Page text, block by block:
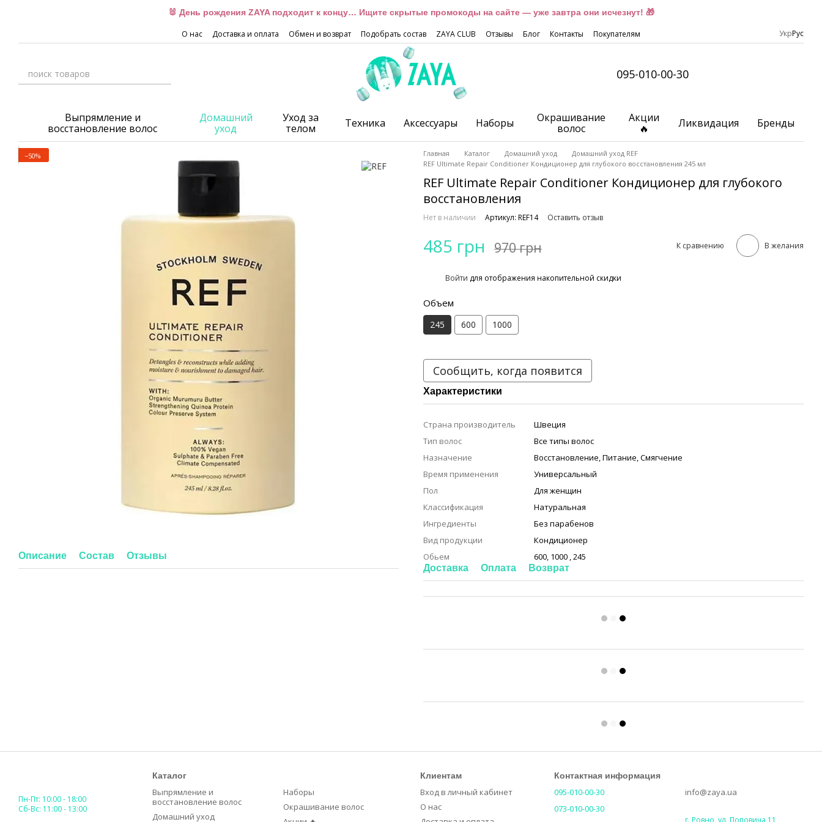
🐰 День рождения ZAYA подходит к концу… Ищите скрытые промокоды на сайте — уже завтра они исчезнут! 🎁
О нас Доставка и оплата Обмен и возврат Подобрать состав ZAYA CLUB Отзывы Блог Контакты Покупателям УкрРус
095-010-00-30
Выпрямление и
восстановление волос
Домашний
уход
Уход за
телом
Техника Аксессуары Наборы
Окрашивание
волос
Акции
🔥
Ликвидация Бренды
−50%
Описание Состав Отзывы
Главная Каталог Домашний уход
Домашний уход REF
REF Ultimate Repair Conditioner Кондиционер для глубокого восстановления 245 мл
REF Ultimate Repair Conditioner Кондиционер для глубокого
восстановления
Нет в наличии Артикул: REF14 Оставить отзыв
485 грн 970 грн К сравнению В желания
Войти для отображения накопительной скидки
Объем
245 600 1000
Сообщить, когда появится
Характеристики
Страна производитель
Швеция
Тип волос
Все типы волос
Назначение
Восстановление,Питание,Смягчение
Время применения
Универсальный
Пол
Для женщин
Классификация
Натуральная
Ингредиенты
Без парабенов
Вид продукции
Кондиционер
Обьем
600, 1000 , 245
Доставка Оплата Возврат
Пн-Пт: 10:00 - 18:00
Сб-Вс: 11:00 - 13:00
Каталог
Выпрямление и
восстановление волос
Домашний уход
Наборы
Окрашивание волос
Клиентам
Вход в личный кабинет
О нас
Контактная информация
095-010-00-30
073-010-00-30
info@zaya.ua
г. Ровно, ул. Поповича 11